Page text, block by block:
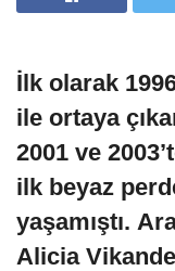
İlk olarak
ile ortaya
2001 ve
ilk beyaz
yaşamıştı.
Alicia